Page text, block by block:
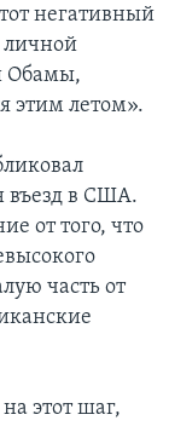
негативный
личной
Обамы,
этим летом».
въезд в США.
от того, что
часть от
этот шаг,